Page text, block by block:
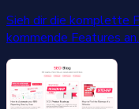
Sieh dir die komplette
kommende Features an.